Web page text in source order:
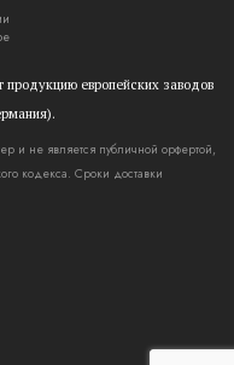
европейских заводов
и не является публичной орфертой,
кодекса. Сроки доставки